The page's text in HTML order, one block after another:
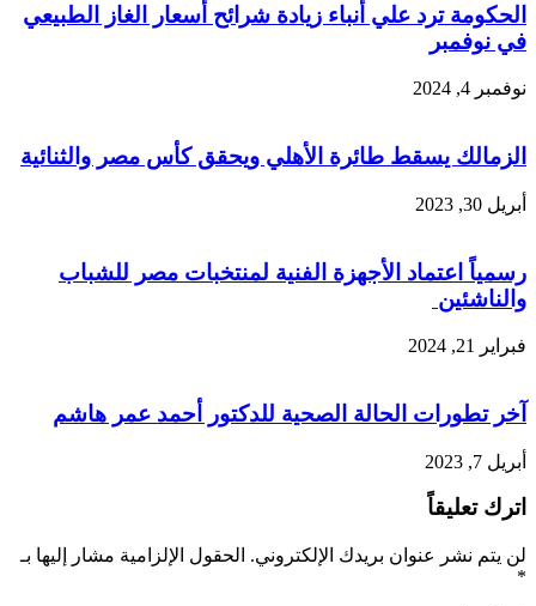
الحكومة ترد علي أنباء زيادة شرائح أسعار الغاز الطبيعي
في نوفمبر
نوفمبر 4, 2024
الزمالك يسقط طائرة الأهلي ويحقق كأس مصر والثنائية
أبريل 30, 2023
رسمياً اعتماد الأجهزة الفنية لمنتخبات مصر للشباب
والناشئين
فبراير 21, 2024
آخر تطورات الحالة الصحية للدكتور أحمد عمر هاشم
أبريل 7, 2023
اترك تعليقاً
لن يتم نشر عنوان بريدك الإلكتروني. الحقول الإلزامية مشار إليها بـ
*